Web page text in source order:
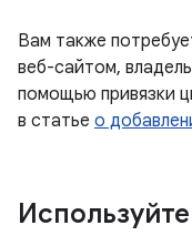
Вам также
веб-сайтом,
помощью привязки
в статье о